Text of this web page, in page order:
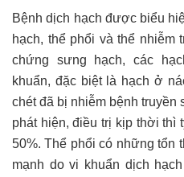
Bệnh dịch hạch được biểu
hạch, thể phổi và thể nhiễm
chứng sưng hạch, các
khuẩn, đặc biệt là hạch ở
chét đã bị nhiễm bệnh
phát hiện, điều trị kịp thời thì
50%. Thể phổi có những tổn
mạnh do vi khuẩn dịch